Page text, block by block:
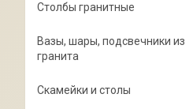
Столбы гранитные
Вазы, шары, подсвечники из
гранита
Скамейки и столы